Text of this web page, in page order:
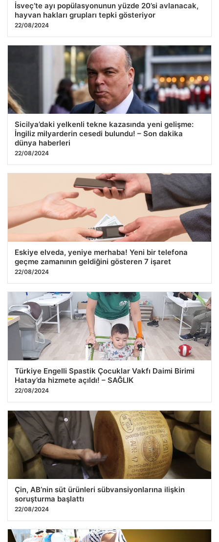
İsveç’te ayı popülasyonunun yüzde 20’si avlanacak,
hayvan hakları grupları tepki gösteriyor
22/08/2024
Sicilya’daki yelkenli tekne kazasında yeni gelişme:
İngiliz milyarderin cesedi bulundu! – Son dakika
dünya haberleri
22/08/2024
Eskiye elveda, yeniye merhaba! Yeni bir telefona
geçme zamanının geldiğini gösteren 7 işaret
22/08/2024
Türkiye Engelli Spastik Çocuklar Vakfı Daimi Birimi
Hatay’da hizmete açıldı! – SAĞLIK
22/08/2024
Çin, AB’nin süt ürünleri sübvansiyonlarına ilişkin
soruşturma başlattı
22/08/2024